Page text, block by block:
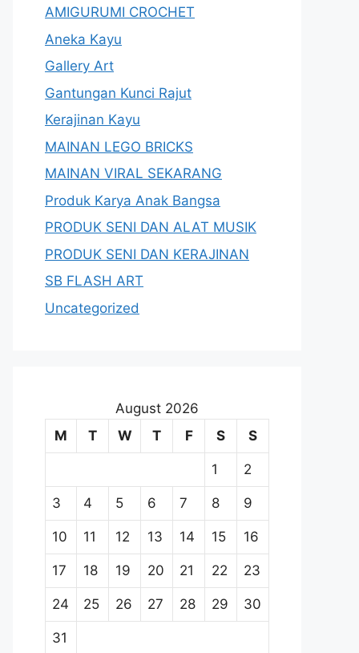
AMIGURUMI CROCHET
Aneka Kayu
Gallery Art
Gantungan Kunci Rajut
Kerajinan Kayu
MAINAN LEGO BRICKS
MAINAN VIRAL SEKARANG
Produk Karya Anak Bangsa
PRODUK SENI DAN ALAT MUSIK
PRODUK SENI DAN KERAJINAN
SB FLASH ART
Uncategorized
August 2026
M
T W T F S S
1 2
3 4 5 6 7 8 9
10 11 12 13 14 15 16
17 18 19 20 21 22 23
24 25 26 27 28 29 30
31